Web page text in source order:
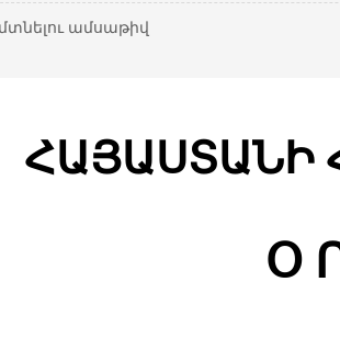
ամսաթիվ
ՀԱՅԱՍՏԱՆԻ
Օ